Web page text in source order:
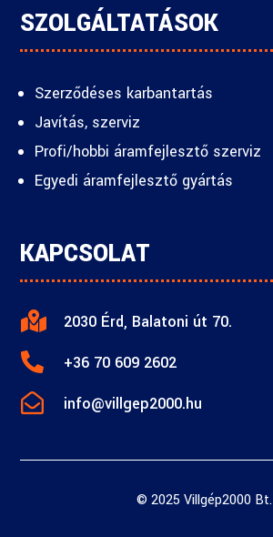
SZOLGÁLTATÁSOK
Szerződéses karbantartás
Javítás, szerviz
Profi/hobbi áramfejlesztő szerviz
Egyedi áramfejlesztő gyártás
KAPCSOLAT
 2030 Érd, Balatoni út 70.
 +36 70 609 2602
 info@villgep2000.hu
© 2025 Villgép2000 Bt.